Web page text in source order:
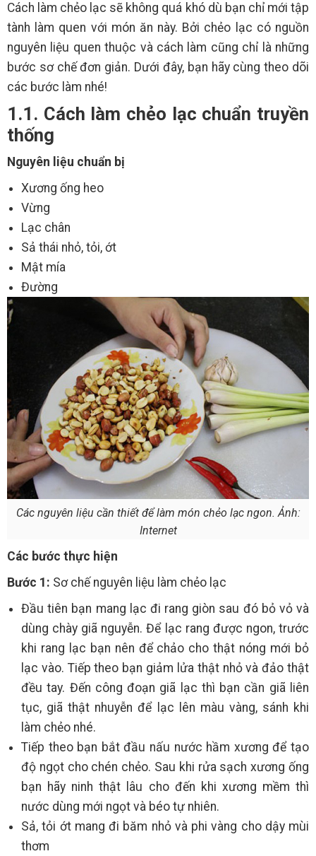
Cách làm chẻo lạc sẽ không quá khó dù bạn chỉ mới tập
tành làm quen với món ăn này. Bởi chẻo lạc có nguồn
nguyên liệu quen thuộc và cách làm cũng chỉ là những
bước sơ chế đơn giản. Dưới đây, bạn hãy cùng theo dõi
các bước làm nhé!
1.1. Cách làm chẻo lạc chuẩn truyền
thống
Nguyên liệu chuẩn bị
Xương ống heo
Vừng
Lạc chân
Sả thái nhỏ, tỏi, ớt
Mật mía
Đường
Các nguyên liệu cần thiết để làm món chẻo lạc ngon. Ảnh:
Internet
Các bước thực hiện
Bước 1: Sơ chế nguyên liệu làm chẻo lạc
Đầu tiên bạn mang lạc đi rang giòn sau đó bỏ vỏ và
dùng chày giã nguyễn. Để lạc rang được ngon, trước
khi rang lạc bạn nên để chảo cho thật nóng mới bỏ
lạc vào. Tiếp theo bạn giảm lửa thật nhỏ và đảo thật
đều tay. Đến công đoạn giã lạc thì bạn cần giã liên
tục, giã thật nhuyễn để lạc lên màu vàng, sánh khi
làm chẻo nhé.
Tiếp theo bạn bắt đầu nấu nước hầm xương để tạo
độ ngọt cho chén chẻo. Sau khi rửa sạch xương ống
bạn hãy ninh thật lâu cho đến khi xương mềm thì
nước dùng mới ngọt và béo tự nhiên.
Sả, tỏi ớt mang đi băm nhỏ và phi vàng cho dậy mùi
thơm